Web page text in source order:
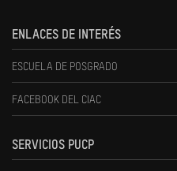
ENLACES DE INTERÉS
ESCUELA DE POSGRADO
FACEBOOK DEL CIAC
SERVICIOS PUCP